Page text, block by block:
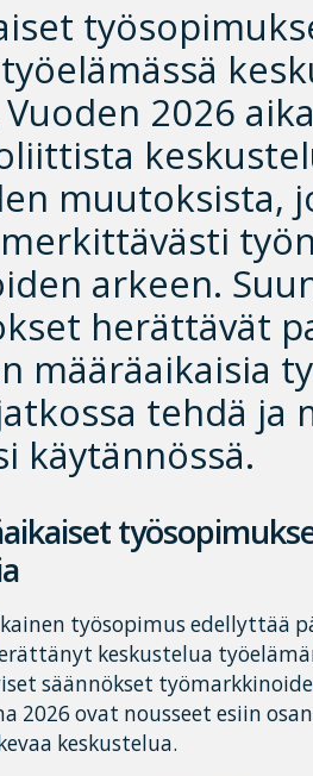
2026
muutoksista,
arkeen.
herättävät
määräaikaisia
tehdä ja
käytännössä.
työsopimus edellyttää
keskustelua
säännökset
2026 ovat nousseet esiin
keskustelua.